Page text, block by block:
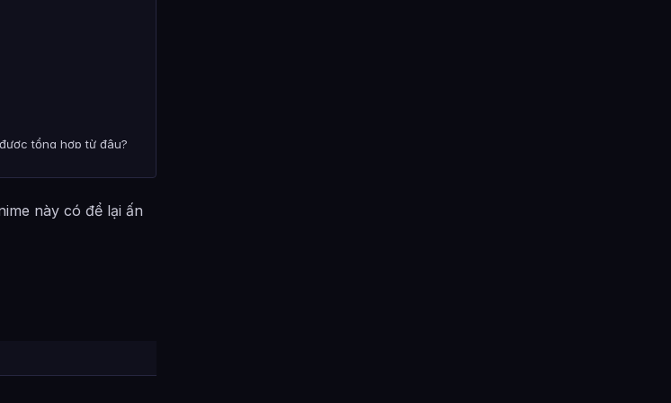
tổng hợp từ đâu?
này có để lại ấn